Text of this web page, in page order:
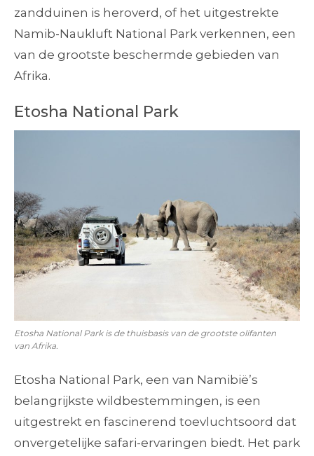
zandduinen is heroverd, of het uitgestrekte
Namib-Naukluft National Park verkennen, een
van de grootste beschermde gebieden van
Afrika.
Etosha National Park
Etosha National Park is de thuisbasis van de grootste olifanten
van Afrika.
Etosha National Park, een van Namibië’s
belangrijkste wildbestemmingen, is een
uitgestrekt en fascinerend toevluchtsoord dat
onvergetelijke safari-ervaringen biedt. Het park